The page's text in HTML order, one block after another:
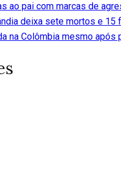
ao pai com marcas de
deixa sete mortos e 15
na Colômbia mesmo após